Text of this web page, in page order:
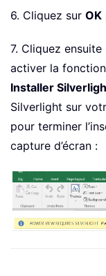
6. Cliquez sur OK
7. Cliquez ensuite
activer la
Installer
Silverlight sur
pour terminer
capture d’écran :